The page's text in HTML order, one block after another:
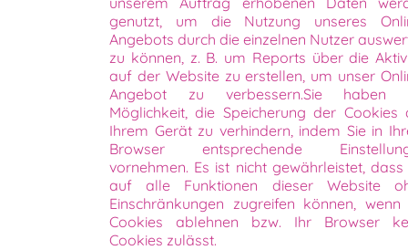
genutzt, um die Nutzung unseres
Angebots durch die einzelnen Nutzer
zu können, z. B. um Reports über die
auf der Website zu erstellen, um unser
Angebot zu verbessern.Sie haben
Möglichkeit, die Speicherung der Cookies
Ihrem Gerät zu verhindern, indem Sie in
Browser entsprechende
vornehmen. Es ist nicht gewährleistet, dass
auf alle Funktionen dieser Website
Einschränkungen zugreifen können, wenn
Cookies ablehnen bzw. Ihr Browser
Cookies zulässt.